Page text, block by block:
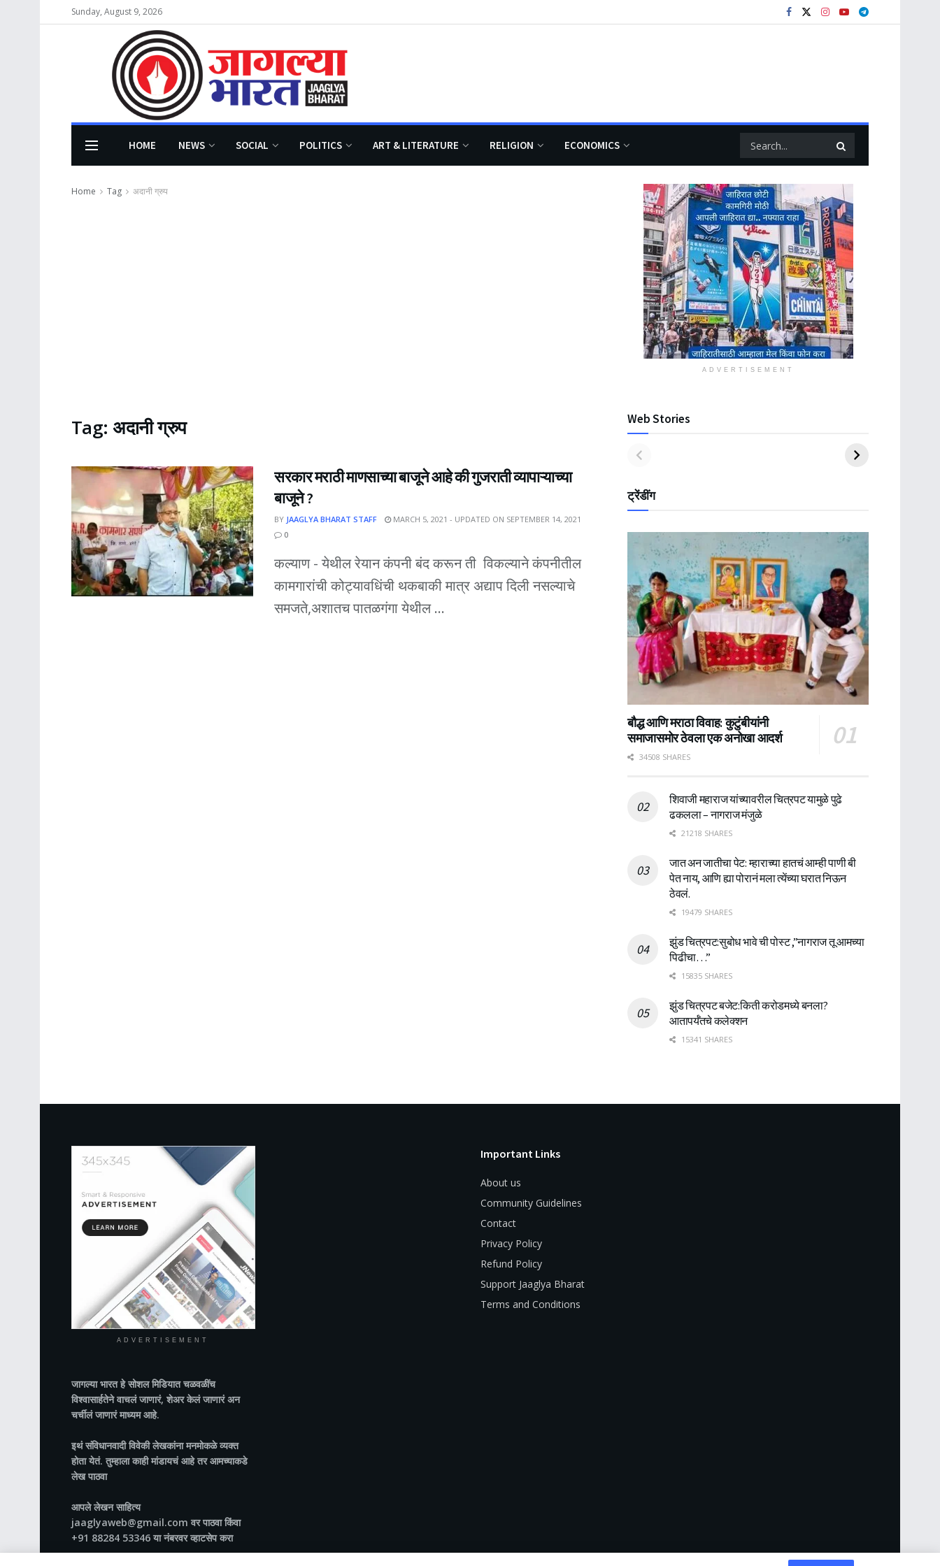
Sunday, August 9, 2026
HOME NEWS SOCIAL POLITICS ART & LITERATURE RELIGION ECONOMICS
Home Tag अदानी ग्रुप
Tag: अदानी ग्रुप
सरकार मराठी माणसाच्या बाजूने आहे की गुजराती व्यापाऱ्याच्या
बाजूने ?
BY JAAGLYA BHARAT STAFF
MARCH 5, 2021 - UPDATED ON SEPTEMBER 14, 2021
0
कल्याण - येथील रेयान कंपनी बंद करून ती विकल्याने कंपनीतील
कामगारांची कोट्यावधिंची थकबाकी मात्र अद्याप दिली नसल्याचे
समजते,अशातच पातळगंगा येथील ...
ADVERTISEMENT
Web Stories
ट्रेंडींग
बौद्ध आणि मराठा विवाह: कुटुंबीयांनी
समाजासमोर ठेवला एक अनोखा आदर्श
34508 SHARES
शिवाजी महाराज यांच्यावरील चित्रपट यामुळे पुढे
ढकलला – नागराज मंजुळे
21218 SHARES
जात अन जातीचा पेट: म्हाराच्या हातचं आम्ही पाणी बी
पेत नाय, आणि ह्या पोरानं मला त्येंच्या घरात निऊन
ठेवलं.
19479 SHARES
झुंड चित्रपट:सुबोध भावे ची पोस्ट ,”नागराज तू आमच्या
पिढीचा…”
15835 SHARES
झुंड चित्रपट बजेट:किती करोडमध्ये बनला?
आतापर्यँतचे कलेक्शन
15341 SHARES
ADVERTISEMENT
जागल्या भारतहे सोशल मिडियात चळवळींच
विश्वासार्हतेने वाचलं जाणारं, शेअर केलं जाणारं अन
चर्चीलं जाणारं माध्यम आहे.
इथं संविधानवादी विवेकी लेखकांना मनमोकळे व्यक्त
होता येतं. तुम्हाला काही मांडायचं आहे तर आमच्याकडे
लेख पाठवा
आपले लेखन साहित्य
jaaglyaweb@gmail.com वर पाठवा किंवा
+91 88284 53346 या नंबरवर व्हाटसेप करा
Important Links
About us
Community Guidelines
Contact
Privacy Policy
Refund Policy
Support Jaaglya Bharat
Terms and Conditions